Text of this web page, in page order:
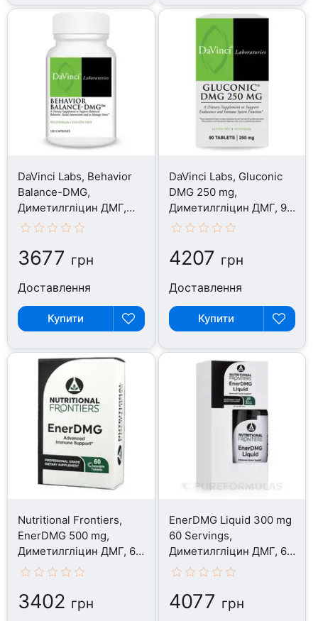
DaVinci Labs, Behavior
Balance-DMG,
Диметилгліцин ДМГ,
120 капсул
3677 грн
Доставлення
Купити
DaVinci Labs, Gluconic
DMG 250 mg,
Диметилгліцин ДМГ, 90
таблеток
4207 грн
Доставлення
Купити
Nutritional Frontiers,
EnerDMG 500 mg,
Диметилгліцин ДМГ, 60
таблеток
3402 грн
EnerDMG Liquid 300 mg
60 Servings,
Диметилгліцин ДМГ, 60
мл
4077 грн